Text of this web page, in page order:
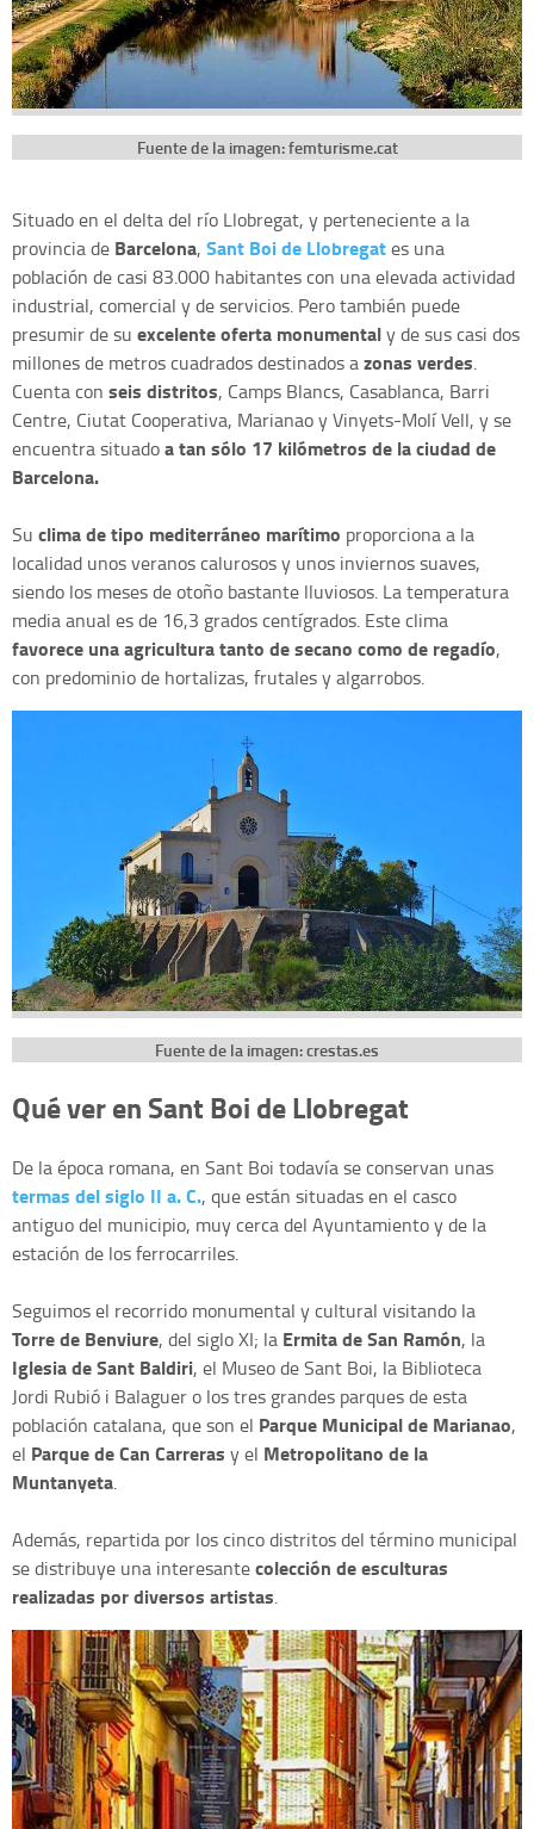
Fuente de la imagen: femturisme.cat
Situado en el delta del río Llobregat, y perteneciente a la
provincia de Barcelona, Sant Boi de Llobregates una
población de casi 83.000 habitantes con una elevada actividad
industrial, comercial y de servicios. Pero también puede
presumir de su excelente oferta monumentaly de sus casi dos
millones de metros cuadrados destinados azonas verdes.
Cuenta con seis distritos, Camps Blancs, Casablanca, Barri
Centre, Ciutat Cooperativa, Marianao y Vinyets-Molí Vell, y se
encuentra situadoa tan sólo 17 kilómetros de la ciudad de
Barcelona.
Su clima de tipo mediterráneo marítimo proporciona a la
localidad unos veranos calurosos y unos inviernos suaves,
siendo los meses de otoño bastante lluviosos. La temperatura
media anual es de 16,3 grados centígrados. Este clima
favorece una agricultura tanto de secano como de regadío,
con predominio de hortalizas, frutales y algarrobos.
Fuente de la imagen: crestas.es
Qué ver en Sant Boi de Llobregat
De la época romana, en Sant Boi todavía se conservan unas
termas del siglo II a. C., que están situadas en el casco
antiguo del municipio, muy cerca del Ayuntamiento y de la
estación de los ferrocarriles.
Seguimos el recorrido monumental y cultural visitando la
Torre de Benviure, del siglo XI; la Ermita de San Ramón, la
Iglesia de Sant Baldiri, el Museo de Sant Boi, la Biblioteca
Jordi Rubió i Balaguer o los tres grandes parques de esta
población catalana, que son el Parque Municipal de Marianao,
el Parque de Can Carreras y el Metropolitano de la
Muntanyeta.
Además, repartida por los cinco distritos del término municipal
se distribuye una interesantecolección de esculturas
realizadas por diversos artistas.